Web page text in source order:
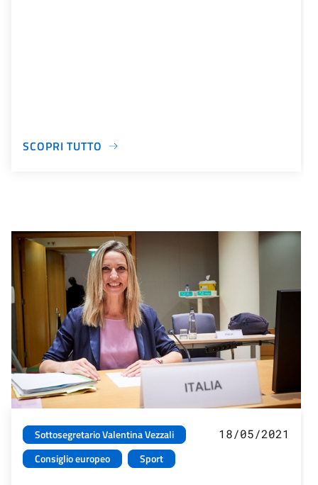
SCOPRI TUTTO
Sottosegretario Valentina Vezzali
Consiglio europeo
Sport
18/05/2021